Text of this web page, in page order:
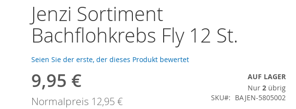
Jenzi Sortiment
Bachflohkrebs Fly 12 St.
Seien Sie der erste, der dieses Produkt bewertet
Sonderangebot
9,95 €
Normalpreis 12,95 €
AUF LAGER
Nur2 übrig
SKU
BAJEN-5805002